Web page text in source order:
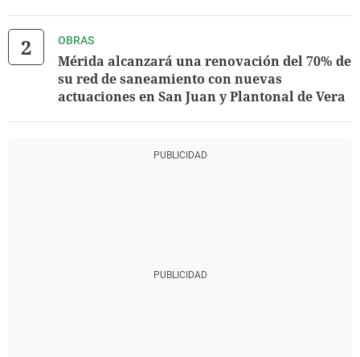
OBRAS
Mérida alcanzará una renovación del 70% de
su red de saneamiento con nuevas
actuaciones en San Juan y Plantonal de Vera